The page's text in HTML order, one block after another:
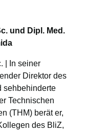
und Dipl. Med.
| In seiner
Direktor des
sehbehinderte
Technischen
(THM) berät er,
des BliZ,